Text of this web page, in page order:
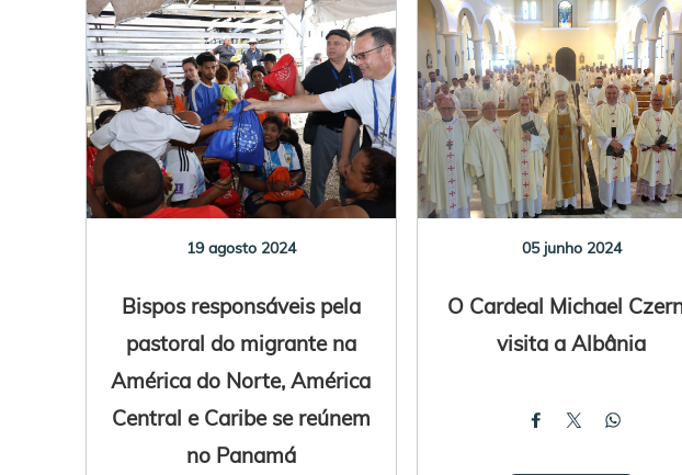
19 agosto 2024
Bispos responsáveis pela
pastoral do migrante na
América do Norte, América
Central e Caribe se reúnem
no Panamá
05 junho 2024
O Cardeal Michael
visita a Albânia